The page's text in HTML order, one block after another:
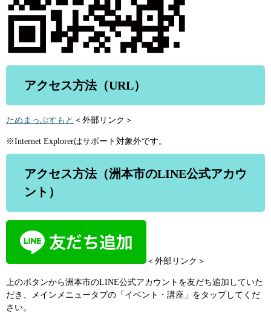
アクセス方法（URL）
ためまっぷすもと ＜外部リンク＞
※Internet Explorerはサポート対象外です。
アクセス方法（洲本市のLINE公式アカウ
ント）
＜外部リンク＞
上のボタンから洲本市のLINE公式アカウントを友だち追加していた
だき、メインメニュータブの「イベント・講座」をタップしてくだ
さい。